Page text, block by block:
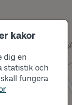
kakor
dig en
statistik och
fungera